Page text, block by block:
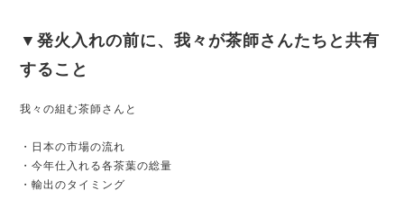
▼発火入れの前に、我々が茶師さんたちと共有
すること
我々の組む茶師さんと
・日本の市場の流れ
・今年仕入れる各茶葉の総量
・輸出のタイミング